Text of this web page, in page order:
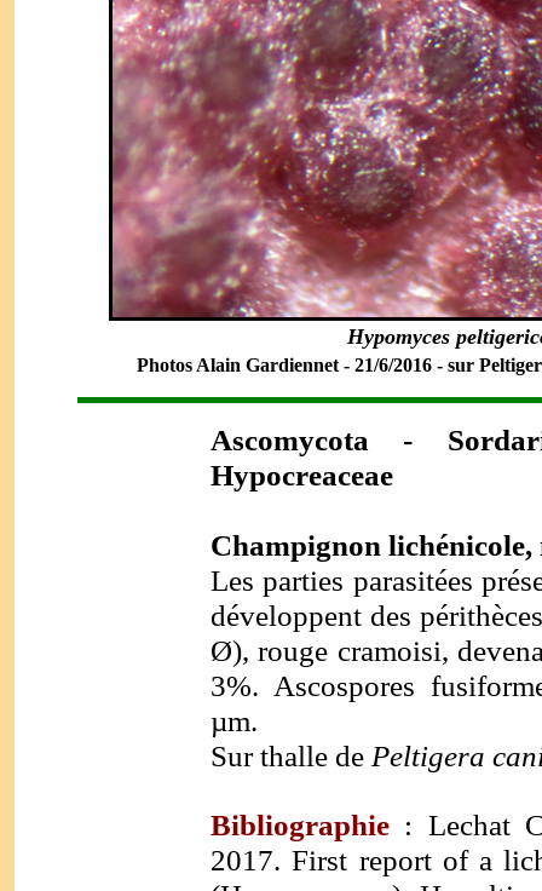
Hypomyces
Photos Alain Gardiennet - 21/6/2016 - sur
Ascomycota -
Hypocreaceae
Champignon lichénicole,
Les parties parasitées
développent des
Ø), rouge cramoisi,
3%. Ascospores
µm.
Sur thalle de Peltigera
Bibliographie : Lechat
2017. First report of a